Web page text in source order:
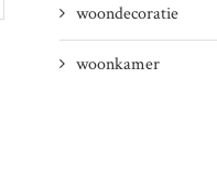
woondecoratie
woonkamer